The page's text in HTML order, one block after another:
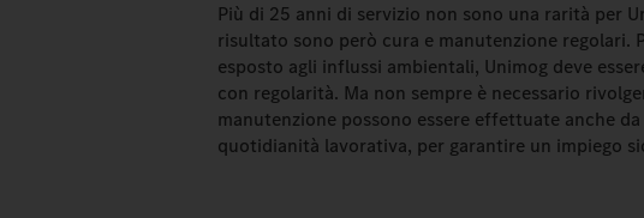
Più di 25 anni di servizio non sono una rarità per
risultato sono però cura e manutenzione
esposto agli influssi ambientali, Unimog deve
con regolarità. Ma non sempre è necessario
manutenzione possono essere effettuate anche
quotidianità lavorativa, per garantire un impiego